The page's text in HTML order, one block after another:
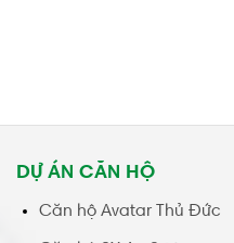
DỰ ÁN CĂN HỘ
Căn hộ Avatar Thủ Đức